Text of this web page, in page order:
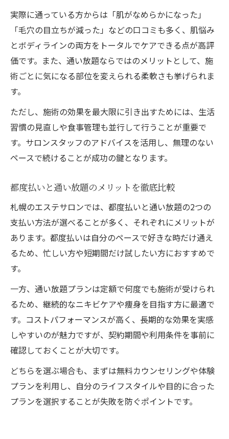
実際に通っている方からは「肌がなめらかになった」
「毛穴の目立ちが減った」などの口コミも多く、肌悩み
とボディラインの両方をトータルでケアできる点が高評
価です。また、通い放題ならではのメリットとして、施
術ごとに気になる部位を変えられる柔軟さも挙げられま
す。
ただし、施術の効果を最大限に引き出すためには、生活
習慣の見直しや食事管理も並行して行うことが重要で
す。サロンスタッフのアドバイスを活用し、無理のない
ペースで続けることが成功の鍵となります。
都度払いと通い放題のメリットを徹底比較
札幌のエステサロンでは、都度払いと通い放題の2つの
支払い方法が選べることが多く、それぞれにメリットが
あります。都度払いは自分のペースで好きな時だけ通え
るため、忙しい方や短期間だけ試したい方におすすめで
す。
一方、通い放題プランは定額で何度でも施術が受けられ
るため、継続的なニキビケアや痩身を目指す方に最適で
す。コストパフォーマンスが高く、長期的な効果を実感
しやすいのが魅力ですが、契約期間や利用条件を事前に
確認しておくことが大切です。
どちらを選ぶ場合も、まずは無料カウンセリングや体験
プランを利用し、自分のライフスタイルや目的に合った
プランを選択することが失敗を防ぐポイントです。